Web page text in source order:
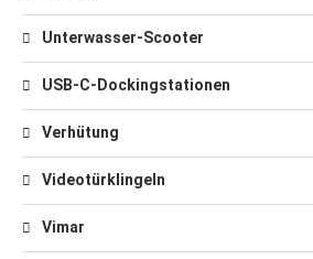
Unterwasser-Scooter
USB-C-Dockingstationen
Verhütung
Videotürklingeln
Vimar